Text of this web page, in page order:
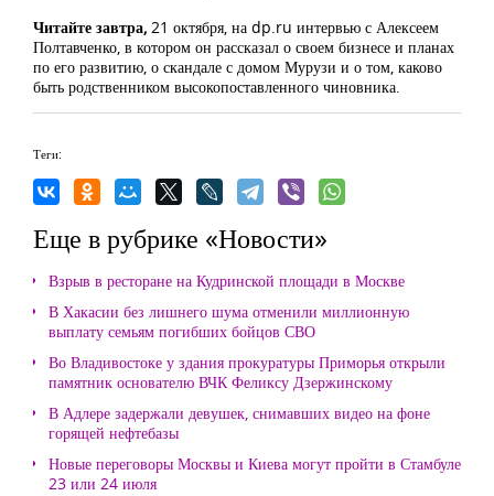
Читайте завтра, 21 октября, на dp.ru интервью с Алексеем
Полтавченко, в котором он рассказал о своем бизнесе и планах
по его развитию, о скандале с домом Мурузи и о том, каково
быть родственником высокопоставленного чиновника.
Теги:
Еще в рубрике «Новости»
Взрыв в ресторане на Кудринской площади в Москве
В Хакасии без лишнего шума отменили миллионную
выплату семьям погибших бойцов СВО
Во Владивостоке у здания прокуратуры Приморья открыли
памятник основателю ВЧК Феликсу Дзержинскому
В Адлере задержали девушек, снимавших видео на фоне
горящей нефтебазы
Новые переговоры Москвы и Киева могут пройти в Стамбуле
23 или 24 июля